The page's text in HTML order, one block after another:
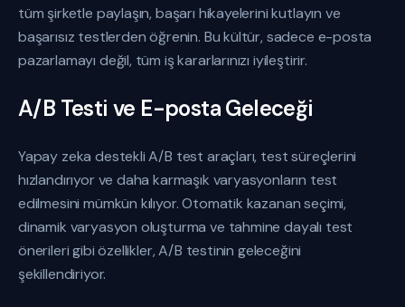
tüm şirketle paylaşın, başarı hikayelerini kutlayın ve
başarısız testlerden öğrenin. Bu kültür, sadece e-posta
pazarlamayı değil, tüm iş kararlarınızı iyileştirir.
A/B Testi ve E-posta Geleceği
Yapay zeka destekli A/B test araçları, test süreçlerini
hızlandırıyor ve daha karmaşık varyasyonların test
edilmesini mümkün kılıyor. Otomatik kazanan seçimi,
dinamik varyasyon oluşturma ve tahmine dayalı test
önerileri gibi özellikler, A/B testinin geleceğini
şekillendiriyor.